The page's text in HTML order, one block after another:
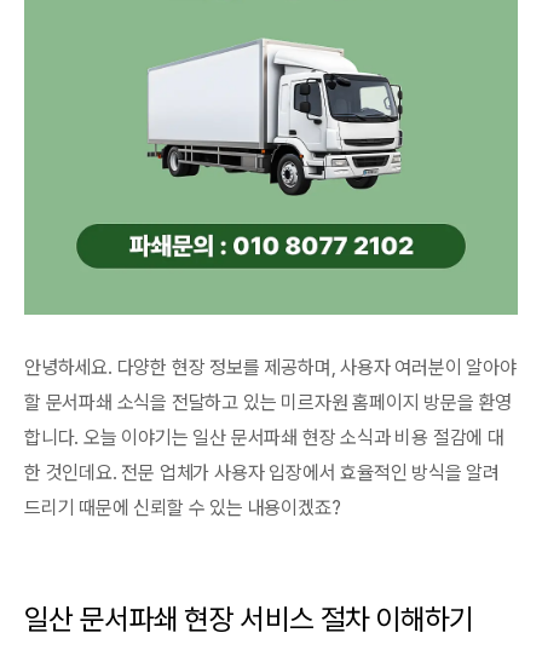
안녕하세요. 다양한 현장 정보를 제공하며, 사용자 여러분이 알아야
할 문서파쇄 소식을 전달하고 있는 미르자원 홈페이지 방문을 환영
합니다. 오늘 이야기는 일산 문서파쇄 현장 소식과 비용 절감에 대
한 것인데요. 전문 업체가 사용자 입장에서 효율적인 방식을 알려
드리기 때문에 신뢰할 수 있는 내용이겠죠?
일산 문서파쇄 현장 서비스 절차 이해하기